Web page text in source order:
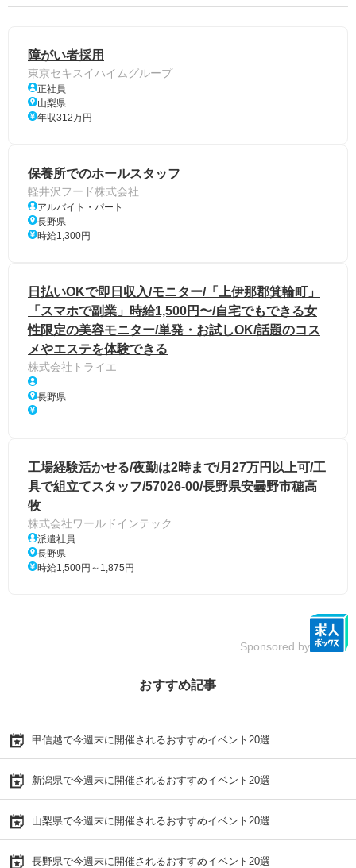
障がい者採用
東京セキスイハイムグループ
正社員
山梨県
年収312万円
保養所でのホールスタッフ
軽井沢フード株式会社
アルバイト・パート
長野県
時給1,300円
日払いOKで即日収入/モニター/「上伊那郡箕輪町」
「スマホで副業」時給1,500円〜/自宅でもできる女
性限定の美容モニター/単発・お試しOK/話題のコス
メやエステを体験できる
株式会社トライエ
長野県
工場経験活かせる/夜勤は2時まで/月27万円以上可/工
具で組立てスタッフ/57026-00/長野県安曇野市穂高
牧
株式会社ワールドインテック
派遣社員
長野県
時給1,500円～1,875円
Sponsored by
おすすめ記事
甲信越で今週末に開催されるおすすめイベント20選
新潟県で今週末に開催されるおすすめイベント20選
山梨県で今週末に開催されるおすすめイベント20選
長野県で今週末に開催されるおすすめイベント20選